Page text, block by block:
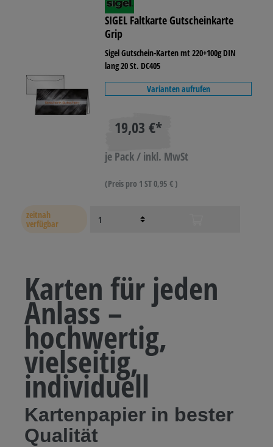
SIGEL Faltkarte Gutscheinkarte
Grip
Sigel Gutschein-Karten mt 220+100g DIN
lang 20 St. DC405
Varianten aufrufen
19,03 €*
je Pack / inkl. MwSt
(Preis pro 1 ST 0,95 € )
zeitnah
verfügbar
Karten für jeden
Anlass –
hochwertig,
vielseitig,
individuell
Kartenpapier in bester
Qualität